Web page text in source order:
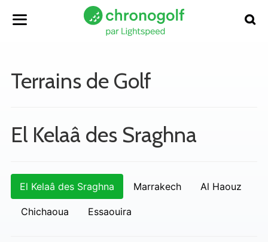
Terrains de Golf
El Kelaâ des Sraghna
El Kelaâ des Sraghna Marrakech Al Haouz
Chichaoua Essaouira